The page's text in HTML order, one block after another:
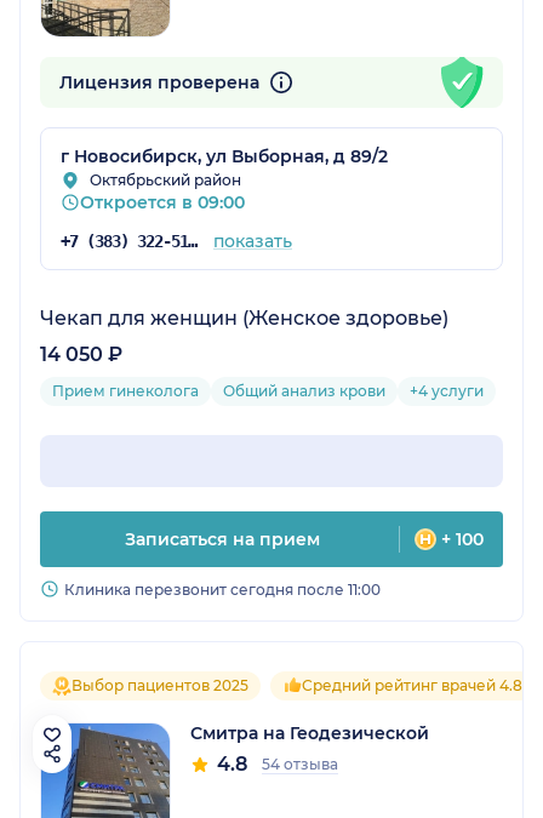
Лицензия проверена
г Новосибирск, ул Выборная, д 89/2
Октябрьский район
Откроется в 09:00
+7 (383) 322-51-40 показать
Чекап для женщин (Женское здоровье)
14 050 ₽
Прием гинеколога Общий анализ крови +4 услуги
Записаться на прием + 100
Клиника перезвонит сегодня после 11:00
Выбор пациентов 2025 Средний рейтинг врачей 4.8
Смитра на Геодезической
4.8 54 отзыва